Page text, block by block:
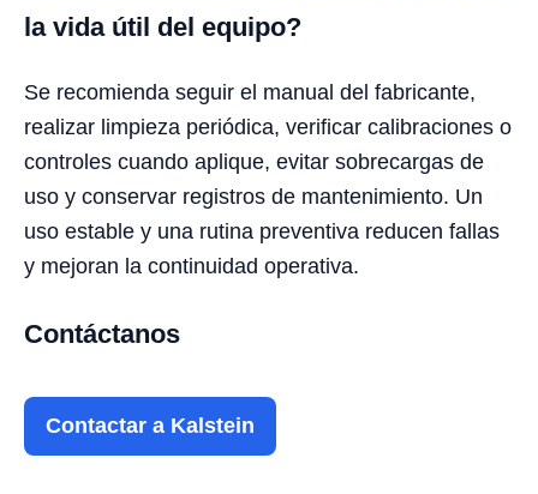
la vida útil del equipo?
Se recomienda seguir el manual del fabricante,
realizar limpieza periódica, verificar calibraciones o
controles cuando aplique, evitar sobrecargas de
uso y conservar registros de mantenimiento. Un
uso estable y una rutina preventiva reducen fallas
y mejoran la continuidad operativa.
Contáctanos
Contactar a Kalstein